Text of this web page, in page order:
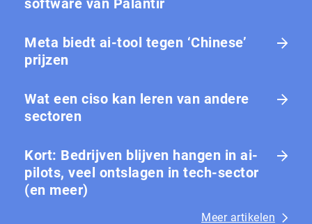
software van Palantir
Meta biedt ai-tool tegen ‘Chinese’
prijzen
Wat een ciso kan leren van andere
sectoren
Kort: Bedrijven blijven hangen in ai-
pilots, veel ontslagen in tech-sector
(en meer)
Meer artikelen